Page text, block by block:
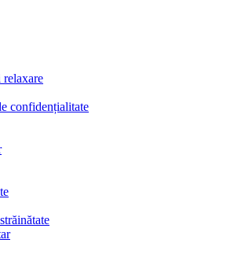
relaxare
confidențialitate